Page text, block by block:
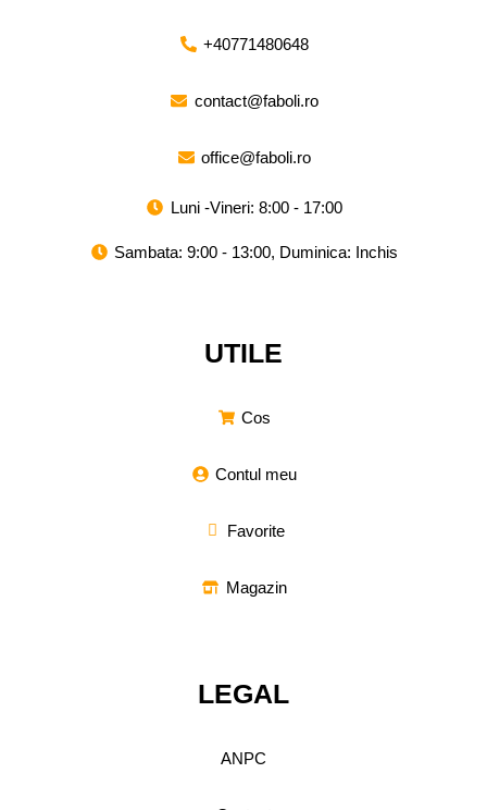
+40771480648
contact@faboli.ro
office@faboli.ro
Luni -Vineri: 8:00 - 17:00
Sambata: 9:00 - 13:00, Duminica: Inchis
UTILE
Cos
Contul meu
Favorite
Magazin
LEGAL
ANPC